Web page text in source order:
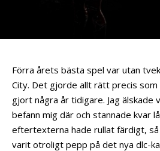
Förra årets bästa spel var utan
City. Det gjorde allt rätt precis som
gjort några år tidigare. Jag älskade
befann mig där och stannade kvar
eftertexterna hade rullat färdigt,
varit otroligt pepp på det nya dlc-